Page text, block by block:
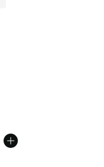
1 commentaires
de $125.00 à